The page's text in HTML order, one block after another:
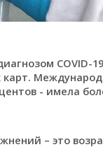
COVID-
- имела
– это